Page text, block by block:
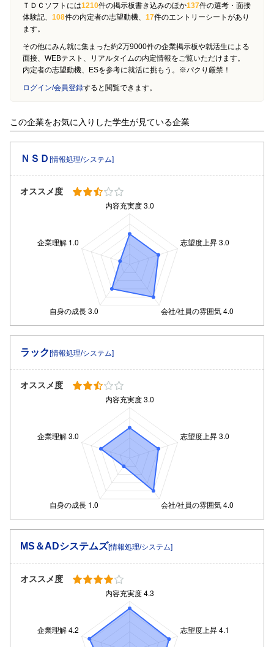
ＴＤＣソフトには1210件の掲示板書き込みのほか137件の選考・面接
体験記、 108件の内定者の志望動機、 17件のエントリーシートがあり
ます。
その他にみん就に集まった約2万9000件の企業掲示板や就活生による
面接、WEBテスト、リアルタイムの内定情報をご覧いただけます。
内定者の志望動機、ESを参考に就活に挑もう。※パクり厳禁！
ログイン/会員登録すると閲覧できます。
この企業をお気に入りした学生が見ている企業
ＮＳＤ [情報処理/システム]
オススメ度
ラック[情報処理/システム]
オススメ度
MS＆ADシステムズ[情報処理/システム]
オススメ度